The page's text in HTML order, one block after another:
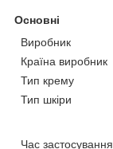
Основні
Виробник
Країна виробник
Тип крему
Тип шкіри
Час застосування